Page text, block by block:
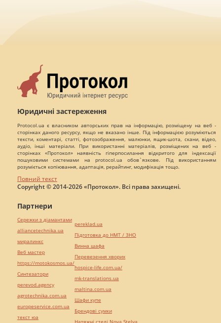
Юридичні застереження
Protocol.ua є власником авторських прав на інформацію, розміщену на веб -
сторінках даного ресурсу, якщо не вказано інше. Під інформацією розуміються
тексти, коментарі, статті, фотозображення, малюнки, ящик-шота, скани, відео,
аудіо, інші матеріали. При використанні матеріалів, розміщених на веб -
сторінках «Протокол» наявність гіперпосилання відкритого для індексації
пошуковими системами на protocol.ua обов`язкове. Під використанням
розуміється копіювання, адаптація, рерайтинг, модифікація тощо.
Повний текст
Copyright © 2014-2026 «Протокол». Всі права захищені.
Партнери
Сережки з діамантами
alliancetechnika.ua
миралинкс
Веб мастер
https://motokosmos.ua/
Синтезатори
perevod.agency
agrotechnika.com.ua
europeservice.com.ua
текст юа
pereklad.ua
Підготовка до НМТ / ЗНО
Винна шафа
Перевезення хворих
hospice-life.com.ua/
mk-translations.ua
maltina.com.ua
Шафи купе
Брендові сумки
Натяжні стелі Nova Stelya